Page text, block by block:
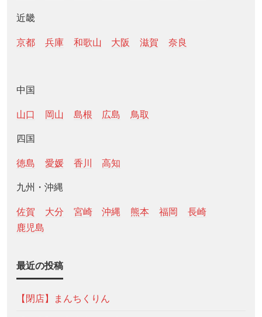
近畿
京都 兵庫 和歌山 大阪 滋賀 奈良
中国
山口 岡山 島根 広島 鳥取
四国
徳島 愛媛 香川 高知
九州・沖縄
佐賀 大分 宮崎 沖縄 熊本 福岡
長崎
鹿児島
最近の投稿
【閉店】まんちくりん